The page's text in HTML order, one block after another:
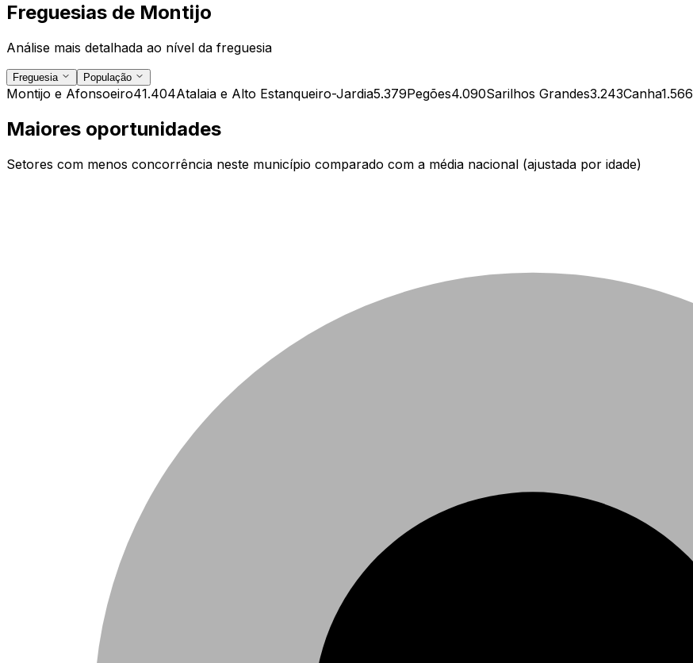
Freguesias de Montijo
Análise mais detalhada ao nível da freguesia
Freguesia População
Montijo e Afonsoeiro41.404Atalaia e Alto Estanqueiro-Jardia5.379Pegões4.090Sarilhos Grandes3.243Canha1.566
Maiores oportunidades
Setores com menos concorrência neste município comparado com a média nacional (ajustada por idade)